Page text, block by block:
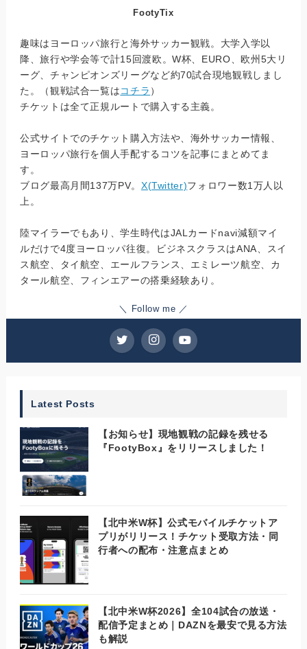
FootyTix
趣味はヨーロッパ旅行と海外サッカー観戦。大学入学以
降、旅行や学会等で計15回渡欧。W杯、EURO、欧州5大リ
ーグ、チャンピオンズリーグなど約70試合現地観戦しまし
た。（観戦試合一覧はコチラ ）
チケットは全て正規ルートで購入する主義。
公式サイトでのチケット購入方法や、海外サッカー情報、
ヨーロッパ旅行を個人手配するコツを記事にまとめてま
す。
ブログ最高月間137万PV。 X(Twitter)フォロワー数1万人以
上。
陸マイラーでもあり、学生時代はJALカードnavi減額マイ
ルだけで4度ヨーロッパ往復。ビジネスクラスはANA、スイ
ス航空、タイ航空、エールフランス、エミレーツ航空、カ
タール航空、フィンエアーの搭乗経験あり。
＼ Follow me ／
Latest Posts
【お知らせ】現地観戦の記録を残せる
『FootyBox』をリリースしました！
【北中米W杯】公式モバイルチケットア
プリがリリース！チケット受取方法・同
行者への配布・注意点まとめ
【北中米W杯2026】全104試合の放送・
配信予定まとめ｜DAZNを最安で見る方法
も解説